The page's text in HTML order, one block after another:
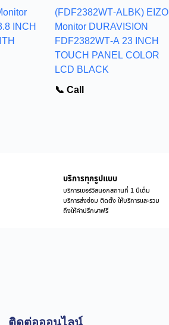
INCH
(FDF2382WT-ALBK) EIZO
Monitor DURAVISION
FDF2382WT-A 23 INCH
TOUCH PANEL COLOR
LCD BLACK
📞 Call
บริการทุกรูปแบบ
บริการเซอร์วิสนอกสถานที่ 1 ปีเต็ม
บริการส่งซ่อม ติดตั้ง ให้บริการและรวม
ถึงให้คำปรึกษาฟรี